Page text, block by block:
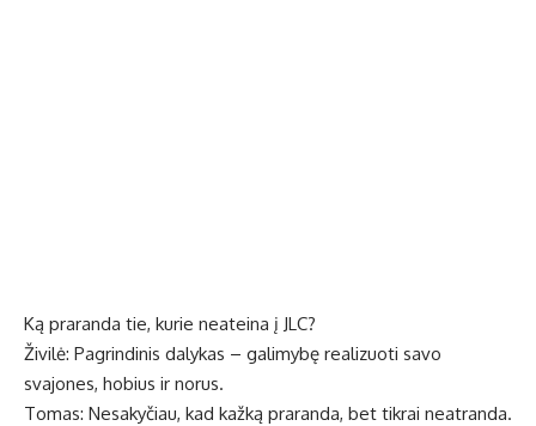
Ką praranda tie, kurie neateina į JLC?
Živilė: Pagrindinis dalykas – galimybę realizuoti savo
svajones, hobius ir norus.
Tomas: Nesakyčiau, kad kažką praranda, bet tikrai neatranda.